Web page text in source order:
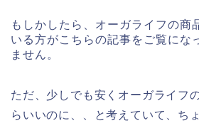
もしかしたら、オーガライフの商
いる方がこちらの記事をご覧にな
ません。
ただ、少しでも安くオーガライフ
らいいのに、、と考えていて、ち